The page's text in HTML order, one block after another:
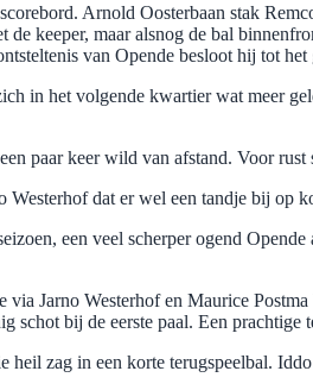
Arnold Oosterbaan stak
keeper, maar alsnog de bal
van Opende besloot hij tot
in het volgende kwartier wat meer
paar keer wild van afstand. Voor
dat er wel een tandje bij op
een veel scherper ogend
Jarno Westerhof en Maurice
schot bij de eerste paal. Een prachtige
zag in een korte terugspeelbal.